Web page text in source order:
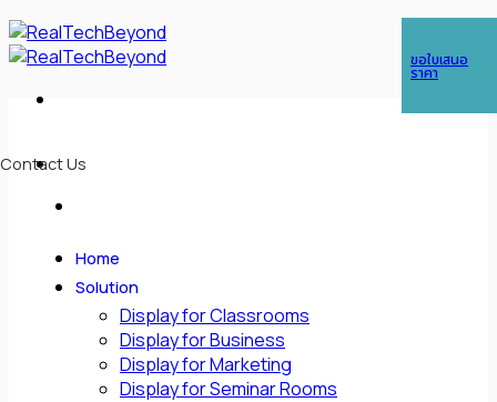
ในกรณีต้องการติดต่อด่วน สามารถติดต่อได้ที่เบอร์
โทร :085-088-3438(คุณซีซี)
Skip
to
content
ขอใบเสนอ
ราคา
Contact Us
Home
Solution
Display for Classrooms
Display for Business
Display for Marketing
Display for Seminar Rooms